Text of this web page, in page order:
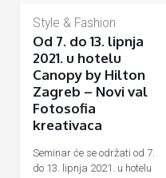
Style & Fashion
Od 7. do 13. lipnja
2021. u hotelu
Canopy by Hilton
Zagreb – Novi val
Fotosofia
kreativaca
Seminar će se održati od 7.
do 13. lipnja 2021. u hotelu